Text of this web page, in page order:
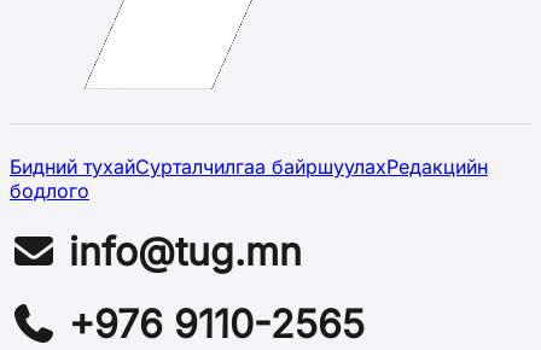
Бидний тухайСурталчилгаа байршуулахРедакцийн
бодлого
info@tug.mn
+976 9110-2565